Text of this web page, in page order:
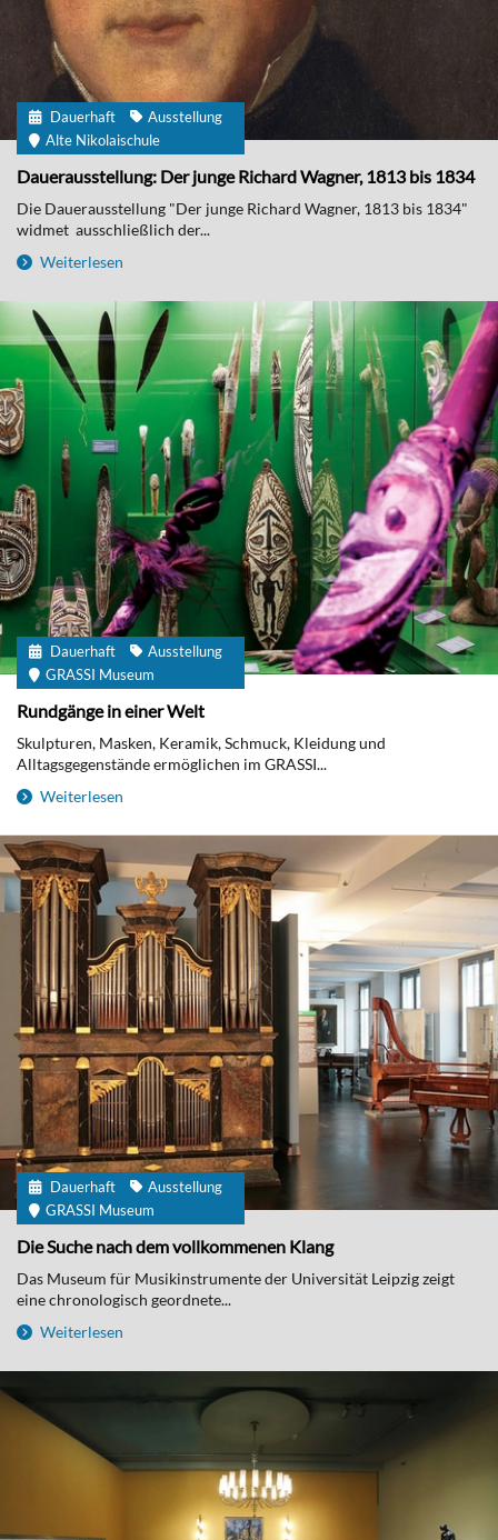
Dauerhaft
Ausstellung
Alte Nikolaischule
Dauerausstellung: Der junge Richard Wagner, 1813 bis 1834
Die Dauerausstellung "Der junge Richard Wagner, 1813 bis 1834"
widmet ausschließlich der...
Weiterlesen
Dauerhaft
Ausstellung
GRASSI Museum
Rundgänge in einer Welt
Skulpturen, Masken, Keramik, Schmuck, Kleidung und
Alltagsgegenstände ermöglichen im GRASSI...
Weiterlesen
Dauerhaft
Ausstellung
GRASSI Museum
Die Suche nach dem vollkommenen Klang
Das Museum für Musikinstrumente der Universität Leipzig zeigt
eine chronologisch geordnete...
Weiterlesen